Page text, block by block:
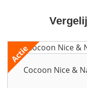
Cocoon Nice &